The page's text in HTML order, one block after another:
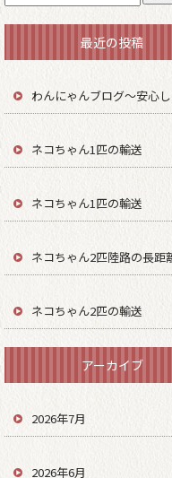
最近の投稿
ネコちゃん1匹の輸送
ネコちゃん1匹の輸送
ネコちゃん2匹陸路の長距
ネコちゃん2匹の輸送
アーカイブ
2026年7月
2026年6月